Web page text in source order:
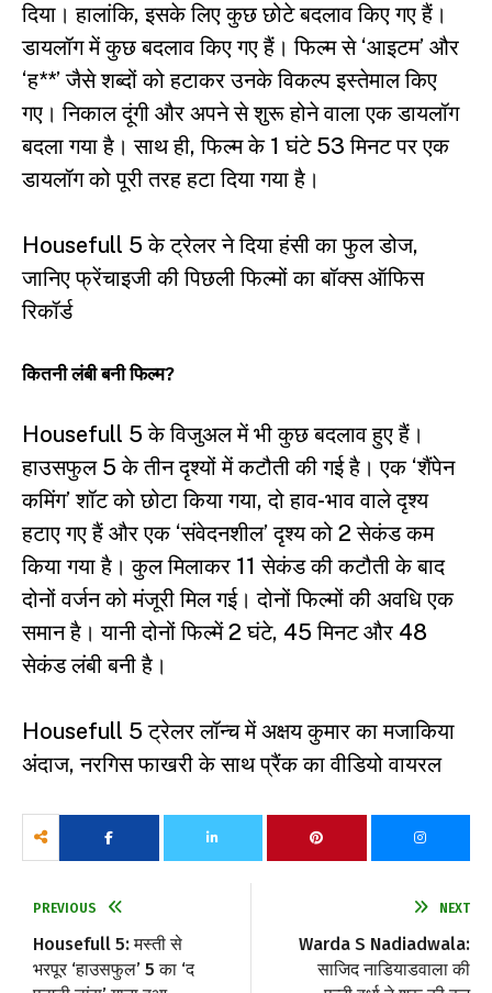
दिया। हालांकि, इसके लिए कुछ छोटे बदलाव किए गए हैं।
डायलॉग में कुछ बदलाव किए गए हैं। फिल्म से ‘आइटम’ और
‘ह**’ जैसे शब्दों को हटाकर उनके विकल्प इस्तेमाल किए
गए। निकाल दूंगी और अपने से शुरू होने वाला एक डायलॉग
बदला गया है। साथ ही, फिल्म के 1 घंटे 53 मिनट पर एक
डायलॉग को पूरी तरह हटा दिया गया है।
Housefull 5 के ट्रेलर ने दिया हंसी का फुल डोज,
जानिए फ्रेंचाइजी की पिछली फिल्मों का बॉक्स ऑफिस
रिकॉर्ड
कितनी लंबी बनी फिल्म?
Housefull 5 के विजुअल में भी कुछ बदलाव हुए हैं।
हाउसफुल 5 के तीन दृश्यों में कटौती की गई है। एक ‘शैंपेन
कमिंग’ शॉट को छोटा किया गया, दो हाव-भाव वाले दृश्य
हटाए गए हैं और एक ‘संवेदनशील’ दृश्य को 2 सेकंड कम
किया गया है। कुल मिलाकर 11 सेकंड की कटौती के बाद
दोनों वर्जन को मंजूरी मिल गई। दोनों फिल्मों की अवधि एक
समान है। यानी दोनों फिल्में 2 घंटे, 45 मिनट और 48
सेकंड लंबी बनी है।
Housefull 5 ट्रेलर लॉन्च में अक्षय कुमार का मजाकिया
अंदाज, नरगिस फाखरी के साथ प्रैंक का वीडियो वायरल
PREVIOUS
Housefull 5: मस्ती से
भरपूर ‘हाउसफुल’ 5 का ‘द
NEXT
Warda S Nadiadwala:
साजिद नाडियाडवाला की